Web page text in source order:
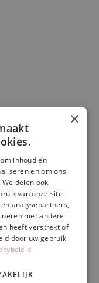
korting
×
inhoud en
en om ons
delen ook
van onze site
analysepartners,
met andere
heeft verstrekt of
door uw gebruik